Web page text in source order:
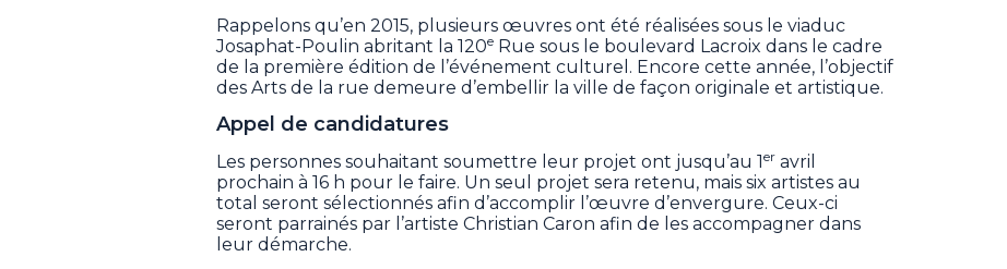
Rappelons qu’en 2015, plusieurs œuvres ont été réalisées sous le viaduc
Josaphat-Poulin abritant la 120e Rue sous le boulevard Lacroix dans le cadre
de la première édition de l’événement culturel. Encore cette année, l’objectif
des Arts de la rue demeure d’embellir la ville de façon originale et artistique.
Appel de candidatures
Les personnes souhaitant soumettre leur projet ont jusqu’au 1er avril
prochain à 16 h pour le faire. Un seul projet sera retenu, mais six artistes au
total seront sélectionnés afin d’accomplir l’œuvre d’envergure. Ceux-ci
seront parrainés par l’artiste Christian Caron afin de les accompagner dans
leur démarche.